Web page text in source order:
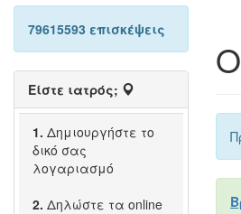
79615593 επισκέψεις
Είστε ιατρός;
1. Δημιουργήστε το
δικό σας
λογαριασμό
2. Δηλώστε τα online